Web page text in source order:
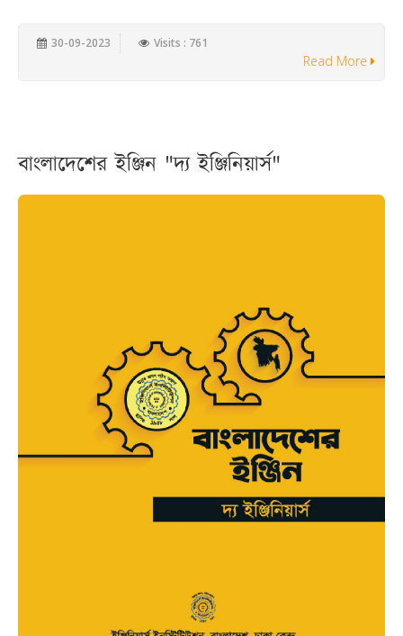
30-09-2023 Visits : 761
Read More
বাংলাদেশের ইঞ্জিন "দ্য ইঞ্জিনিয়ার্স"